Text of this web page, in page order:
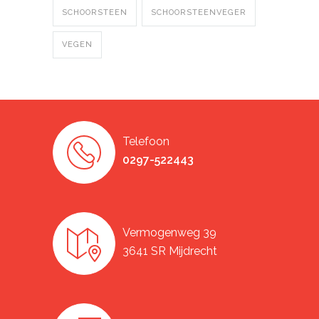
SCHOORSTEEN SCHOORSTEENVEGER
VEGEN
Telefoon
0297-522443
Vermogenweg 39
3641 SR Mijdrecht